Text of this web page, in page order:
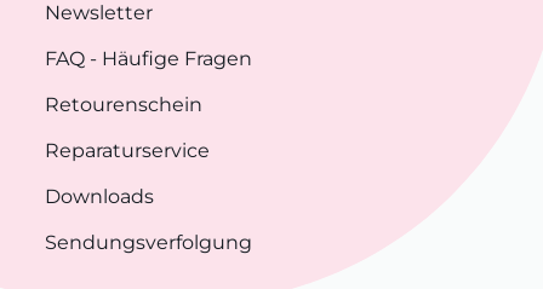
Newsletter
FAQ - Häufige Fragen
Retourenschein
Reparaturservice
Downloads
Sendungsverfolgung